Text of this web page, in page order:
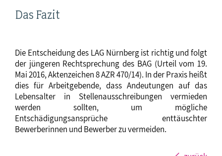
Das Fazit
Die Entscheidung des LAG Nürnberg ist richtig und folgt
der jüngeren Rechtsprechung des BAG (Urteil vom 19.
Mai 2016, Aktenzeichen 8 AZR 470/14). In der Praxis heißt
dies für Arbeitgebende, dass Andeutungen auf das
Lebensalter in Stellenausschreibungen vermieden
werden sollten, um mögliche
Entschädigungsansprüche enttäuschter
Bewerberinnen und Bewerber zu vermeiden.